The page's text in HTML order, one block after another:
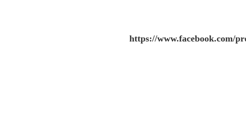
https://www.facebook.com/